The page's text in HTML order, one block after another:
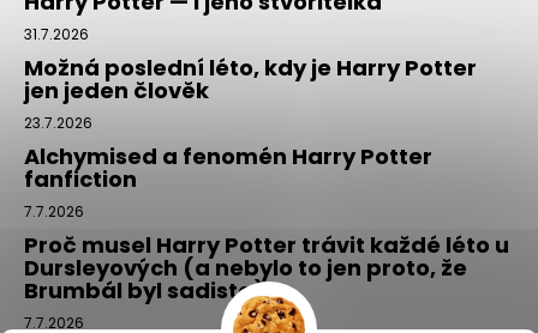
31.7.2026
Možná poslední léto, kdy je Harry Potter
jen jeden člověk
23.7.2026
Alchymised a fenomén Harry Potter
fanfiction
7.7.2026
Proč musel Harry Potter trávit každé léto u
Dursleyových (a nebylo to jen proto, že
Brumbál byl sadista)
7.7.2026